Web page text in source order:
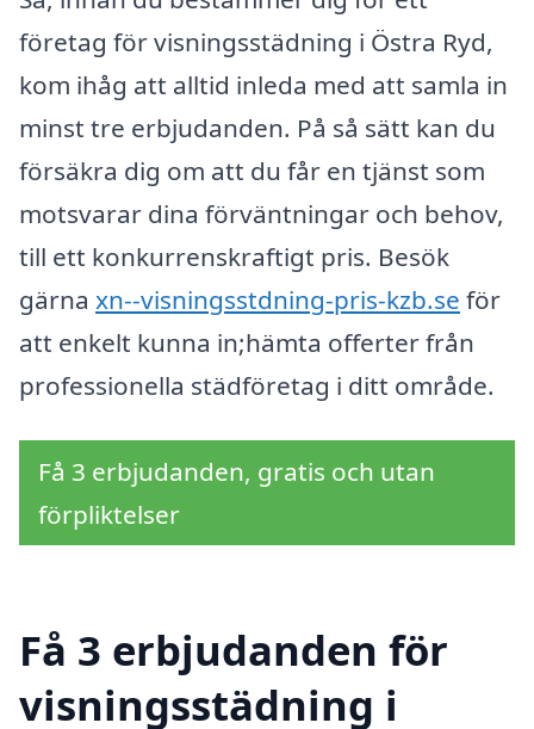
företag för visningsstädning i Östra Ryd,
kom ihåg att alltid inleda med att samla in
minst tre erbjudanden. På så sätt kan du
försäkra dig om att du får en tjänst som
motsvarar dina förväntningar och behov,
till ett konkurrenskraftigt pris. Besök
gärna xn--visningsstdning-pris-kzb.se för
att enkelt kunna in;hämta offerter från
professionella städföretag i ditt område.
Få 3 erbjudanden, gratis och utan
förpliktelser
Få 3 erbjudanden för
visningsstädning i